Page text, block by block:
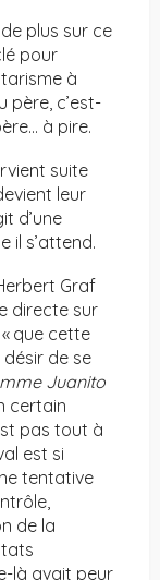
plus sur ce
pour
à
père, c’est-
à pire.
suite
leur
d’une
il s’attend.
Graf
directe sur
que cette
de se
Juanito
certain
pas tout à
est si
tentative
de la
là avait peur